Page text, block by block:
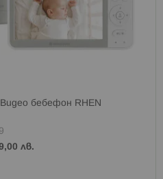
Видео бебефон RHEN
лв.